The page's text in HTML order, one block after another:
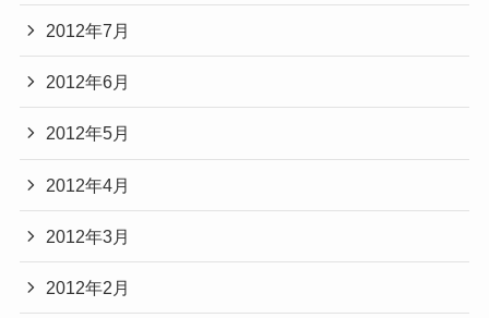
2012年7月
2012年6月
2012年5月
2012年4月
2012年3月
2012年2月